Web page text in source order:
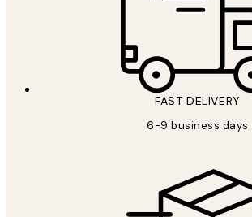
FAST DELIVERY
6-9 business days